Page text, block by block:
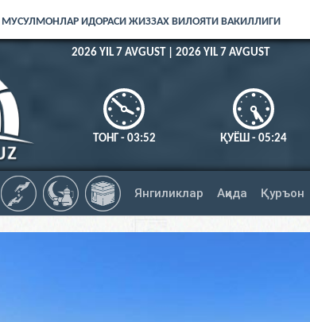
МУСУЛМОНЛАР ИДОРАСИ ЖИЗЗАХ ВИЛОЯТИ ВАКИЛЛИГИ
2026 YIL 7 AVGUST | 2026 YIL 7 AVGUST
ТОНГ - 03:52 ҚУЁШ - 05:24
Намозни тўлиқ адо этинг.
Янгиликлар Ақида Қуръон